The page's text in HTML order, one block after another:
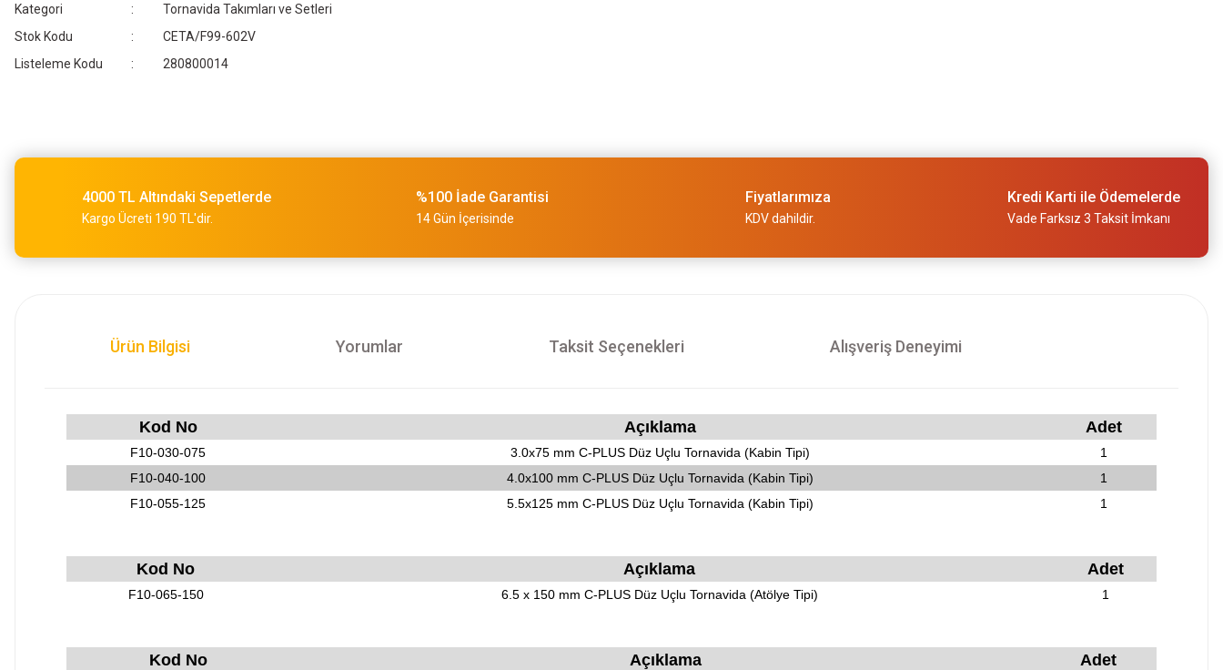
Kategori
Tornavida Takımları ve Setleri
Stok Kodu
CETA/F99-602V
Listeleme Kodu
280800014
4000 TL Altındaki Sepetlerde
Kargo Ücreti 190 TL'dir.
%100 İade Garantisi
14 Gün İçerisinde
Fiyatlarımıza
KDV dahildir.
Kredi Karti ile Ödemelerde
Vade Farksız 3 Taksit İmkanı
Ürün Bilgisi Yorumlar Taksit Seçenekleri Alışveriş Deneyimi
Kod No Açıklama Adet
F10-030-075 3.0x75 mm C-PLUS Düz Uçlu Tornavida (Kabin Tipi)
1
F10-040-100
4.0x100 mm C-PLUS Düz Uçlu Tornavida (Kabin Tipi)
1
F10-055-125
5.5x125 mm C-PLUS Düz Uçlu Tornavida (Kabin Tipi) 1
Kod No Açıklama Adet
F10-065-150 6.5 x 150 mm C-PLUS Düz Uçlu Tornavida (Atölye Tipi) 1
Kod No Açıklama Adet